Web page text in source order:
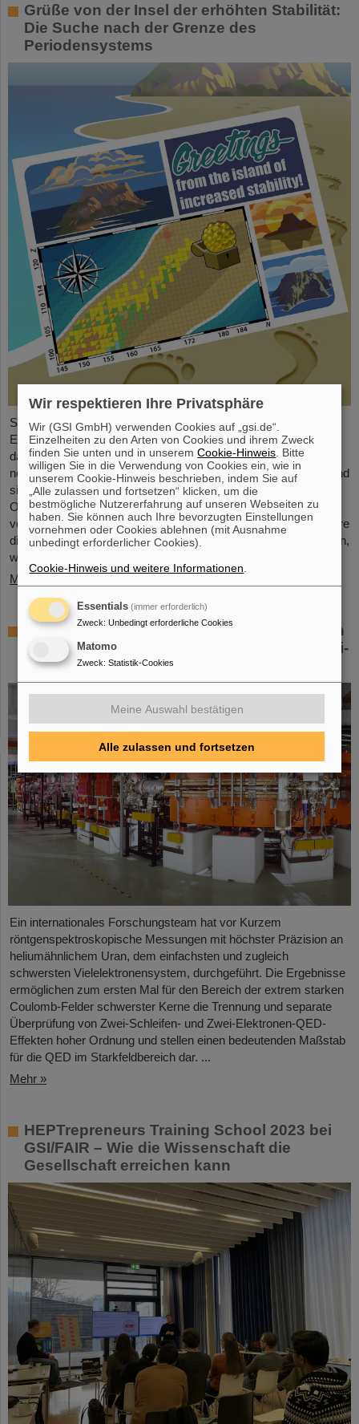
Grüße von der Insel der erhöhten Stabilität:
Die Suche nach der Grenze des
Periodensystems
Seit der Jahrtausendwende wurden sechs neue chemische
Elemente entdeckt und in das Periodensystem der Elemente,
das Symbol der Chemie schlechthin, aufgenommen. Diese
neuen Elemente haben hohe Ordnungszahlen von bis zu 118 und
sind deutlich schwerer als Uran, das Element mit der höchsten
Ordnungszahl (92), das in größeren Mengen auf der Erde
vorkommt. Dies wirft Fragen auf, unter anderem wie viele weitere
dieser superschweren Spezies noch auf ihre Entdeckung warten,
wo – wenn überhaupt – eine ...
Mehr »
Überprüfung der Quantenelektrodynamik in
extremen Feldern mit dem schwersten Zwei-
Elektronen-Ion
Ein internationales Forschungsteam hat vor Kurzem
röntgenspektroskopische Messungen mit höchster Präzision an
heliumähnlichem Uran, dem einfachsten und zugleich
schwersten Vielelektronensystem, durchgeführt. Die Ergebnisse
ermöglichen zum ersten Mal für den Bereich der extrem starken
Coulomb-Felder schwerster Kerne die Trennung und separate
Überprüfung von Zwei-Schleifen- und Zwei-Elektronen-QED-
Effekten hoher Ordnung und stellen einen bedeutenden Maßstab
für die QED im Starkfeldbereich dar. ...
Mehr »
HEPTrepreneurs Training School 2023 bei
GSI/FAIR – Wie die Wissenschaft die
Gesellschaft erreichen kann
Wir respektieren Ihre Privatsphäre
Wir (GSI GmbH) verwenden Cookies auf „gsi.de“.
Einzelheiten zu den Arten von Cookies und ihrem Zweck
finden Sie unten und in unseremCookie-Hinweis . Bitte
willigen Sie in die Verwendung von Cookies ein, wie in
unserem Cookie-Hinweis beschrieben, indem Sie auf
„Alle zulassen und fortsetzen“ klicken, um die
bestmögliche Nutzererfahrung auf unseren Webseiten zu
haben. Sie können auch Ihre bevorzugten Einstellungen
vornehmen oder Cookies ablehnen (mit Ausnahme
unbedingt erforderlicher Cookies).
Cookie-Hinweis und weitere Informationen
Essentials (immer erforderlich)
Zweck: Unbedingt erforderliche Cookies
Matomo
Zweck: Statistik-Cookies
Meine Auswahl bestätigen
Alle zulassen und fortsetzen